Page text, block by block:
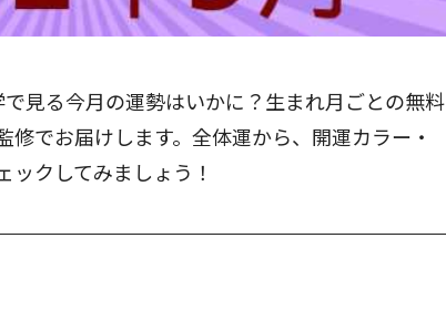
見る今月の運勢はいかに？生まれ月ごとの無料
でお届けします。全体運から、開運カラー・
クしてみましょう！